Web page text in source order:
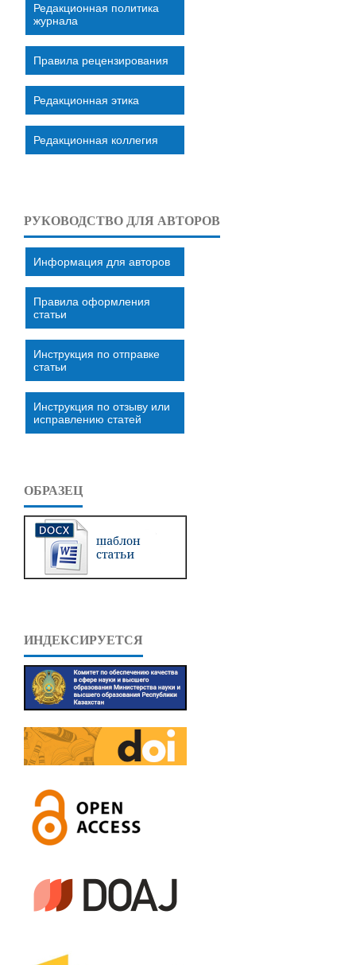
Редакционная политика
журнала
Правила рецензирования
Редакционная этика
Редакционная коллегия
РУКОВОДСТВО ДЛЯ АВТОРОВ
Информация для авторов
Правила оформления
статьи
Инструкция по отправке
статьи
Инструкция по отзыву или
исправлению статей
ОБРАЗЕЦ
ИНДЕКСИРУЕТСЯ